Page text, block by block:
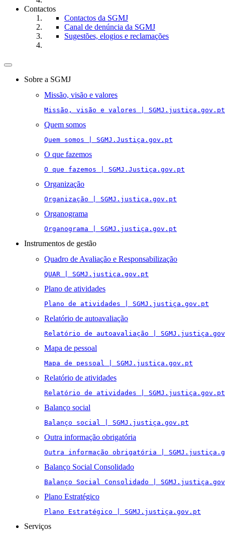
Contactos
Contactos da SGMJ
Canal de denúncia da SGMJ
Sugestões, elogios e reclamações
Toggle
navigationSobre a SGMJ
Missão, visão e valores
Missão, visão e valores | SGMJ.justiça.gov.pt
Quem somos
Quem somos | SGMJ.Justiça.gov.pt
O que fazemos
O que fazemos | SGMJ.Justiça.gov.pt
Organização
Organização | SGMJ.justiça.gov.pt
Organograma
Organograma | SGMJ.justiça.gov.pt
Instrumentos de gestão
Quadro de Avaliação e Responsabilização
QUAR | SGMJ.justiça.gov.pt
Plano de atividades
Plano de atividades | SGMJ.justiça.gov.pt
Relatório de autoavaliação
Relatório de autoavaliação |
Mapa de pessoal
Mapa de pessoal | SGMJ.justiça.gov.pt
Relatório de atividades
Relatório de atividades | SGMJ.justiça.gov.pt
Balanço social
Balanço social | SGMJ.justiça.gov.pt
Outra informação obrigatória
Outra informação obrigatória |
Balanço Social Consolidado
Balanço Social Consolidado |
Plano Estratégico
Plano Estratégico | SGMJ.justiça.gov.pt
Serviços